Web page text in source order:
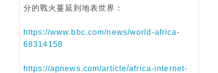
分的戰火蔓延到地表世界：
https://www.bbc.com/news/world-africa-
68314158
https://apnews.com/article/africa-internet-